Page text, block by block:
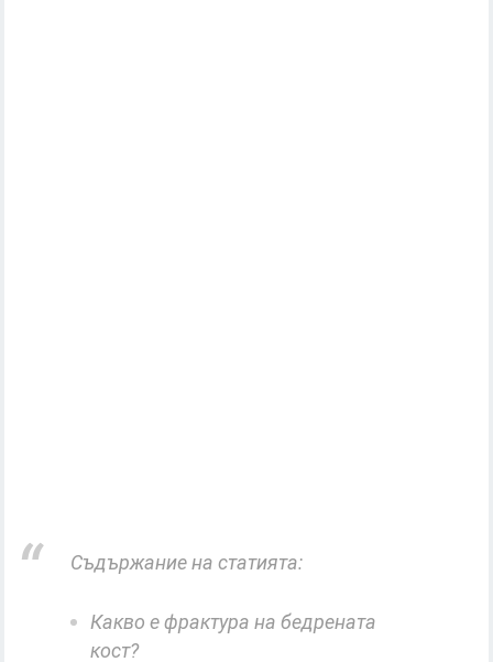
Съдържание на статията:
Какво е фрактура на бедрената
кост?